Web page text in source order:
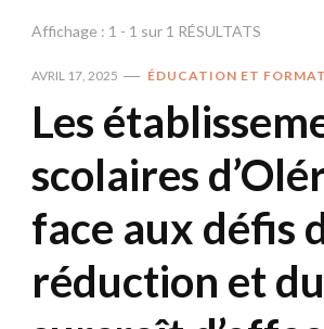
Affichage : 1 - 1 sur 1 RÉSULTATS
AVRIL 17, 2025 ÉDUCATION ET
Les
scolaires
face aux défis
réduction et du